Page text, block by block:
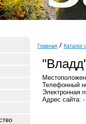
Главная Каталог
Телефонный
Электронная
Адрес сайта: -